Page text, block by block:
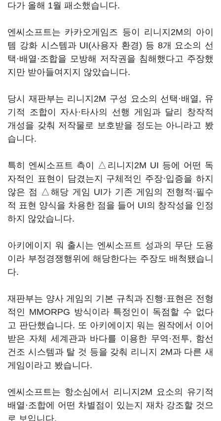
다가 올해 1월 패소했습니다.
엔씨소프트는 카카오게임즈 등이 리니지2M의 아이
템 강화 시스템과 UI(사용자 환경) 등 8개 요소의 선
택·배열·조합을 모방해 저작권을 침해했다고 주장했
지만 받아들여지지 않았습니다.
당시 재판부는 리니지2M 구성 요소의 선택·배열, 유
기적 조합이 자사·타사의 선행 게임과 달리 창작적
개성을 갖춰 저작물로 보호받을 정도는 아니라고 봤
습니다.
특히 엔씨소프트 측이 △리니지2M UI 등에 어떤 독
자적인 표현이 담겼는지 구체적인 주장·입증을 하지
않은 점 △해당 게임 UI가 기존 게임의 전형적·필수
적 표현 양식을 차용한 점을 들어 UI의 창작성을 인정
하지 않았습니다.
아키에이지 워 출시는 엔씨소프트 성과의 무단 도용
이라 부정경쟁행위에 해당한다는 주장도 배척됐습니
다.
재판부는 양사 게임의 기본 규칙과 진행·표현은 전형
적인 MMORPG 방식이라 특정인이 독점할 수 없다
고 판단했습니다. 또 아키에이지 워는 원작에서 이어
받은 자체 세계관과 바다를 이용한 무역·전투, 함선
건조 시스템과 탈 것 등을 갖춰 리니지 2M과 다른 새
게임이라고 봤습니다.
엔씨소프트는 항소심에서 리니지2M 요소의 유기적
배열·조합에 어떤 차별점이 있는지 재차 강조할 것으
로 보입니다.